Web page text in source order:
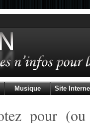
Musique Site
pour